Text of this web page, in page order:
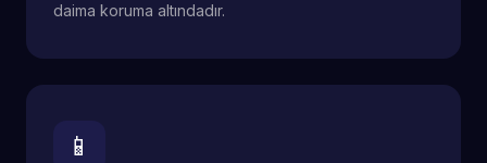
daima koruma altındadır.
📱